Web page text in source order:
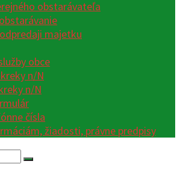
obstarávateľa
majetku
obce
n/N
n/N
čísla
žiadosti, právne predpisy